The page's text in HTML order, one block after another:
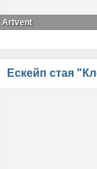
Artvent
Ескейп стая